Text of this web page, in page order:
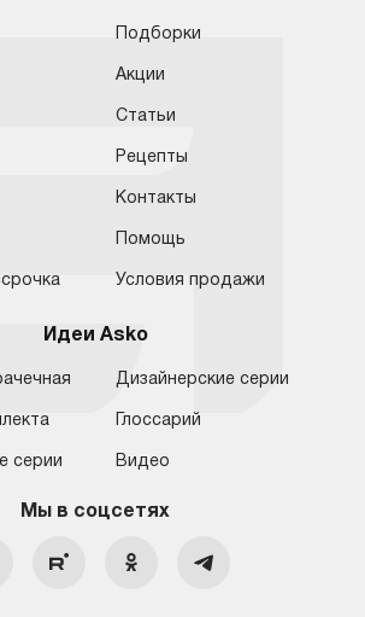
98 8 (495) 646-09-31
shop.ru
Подборки
Акции
Статьи
Рецепты
Контакты
Помощь
Условия продажи
Идеи Asko
серии
Дизайнерские серии
Глоссарий
Видео
Мы в соцсетях